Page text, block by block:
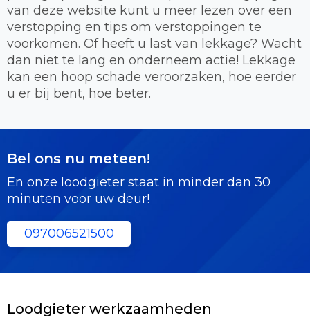
van deze website kunt u meer lezen over een
verstopping en tips om verstoppingen te
voorkomen. Of heeft u last van lekkage? Wacht
dan niet te lang en onderneem actie! Lekkage
kan een hoop schade veroorzaken, hoe eerder
u er bij bent, hoe beter.
Bel ons nu meteen!
En onze loodgieter staat in minder dan 30
minuten voor uw deur!
097006521500
Loodgieter werkzaamheden